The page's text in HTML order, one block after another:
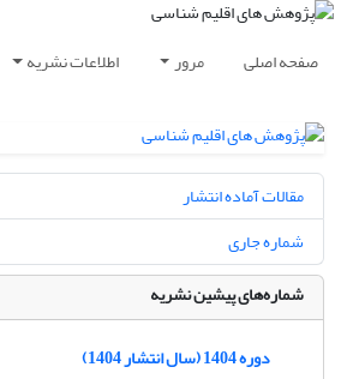
صفحه اصلی مرور اطلاعات نشریه
مقالات آماده انتشار
شماره جاری
شماره‌های پیشین نشریه
دوره 1404 (سال انتشار 1404)